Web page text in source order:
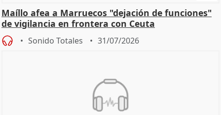
Maíllo afea a Marruecos "dejación de funciones"
de vigilancia en frontera con Ceuta
Sonido Totales 31/07/2026